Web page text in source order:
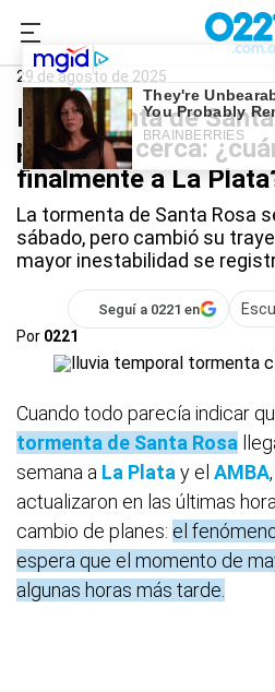
0221.com.ar
29 de agosto de 2025
La tormenta de
pero está cerca:
finalmente a La
La tormenta de Santa Rosa
sábado, pero cambió su
mayor inestabilidad se
Seguí a 0221 en
Por 0221
Cuando todo parecía indicar
tormenta de Santa Rosa
semana a La Plata y el AMBA
actualizaron en las últimas
cambio de planes: el
espera que el momento de
algunas horas más tarde.